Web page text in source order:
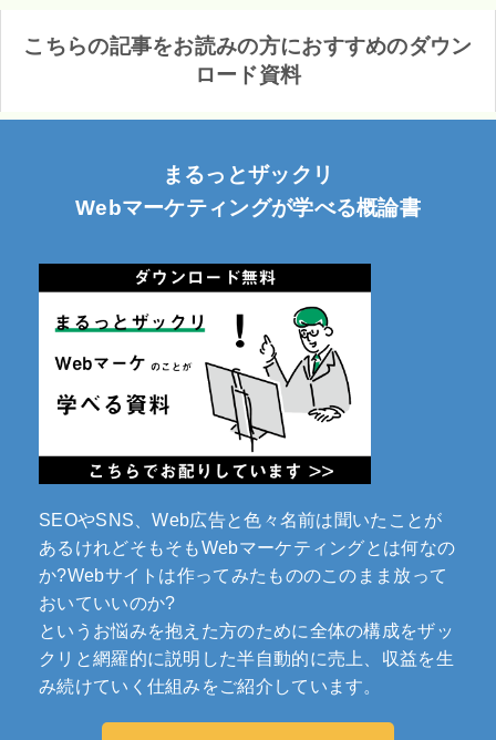
こちらの記事をお読みの方におすすめのダウン
ロード資料
まるっとザックリ
Webマーケティングが学べる概論書
SEOやSNS、Web広告と色々名前は聞いたことが
あるけれどそもそもWebマーケティングとは何なの
か?Webサイトは作ってみたもののこのまま放って
おいていいのか?
というお悩みを抱えた方のために全体の構成をザッ
クリと網羅的に説明した半自動的に売上、収益を生
み続けていく仕組みをご紹介しています。